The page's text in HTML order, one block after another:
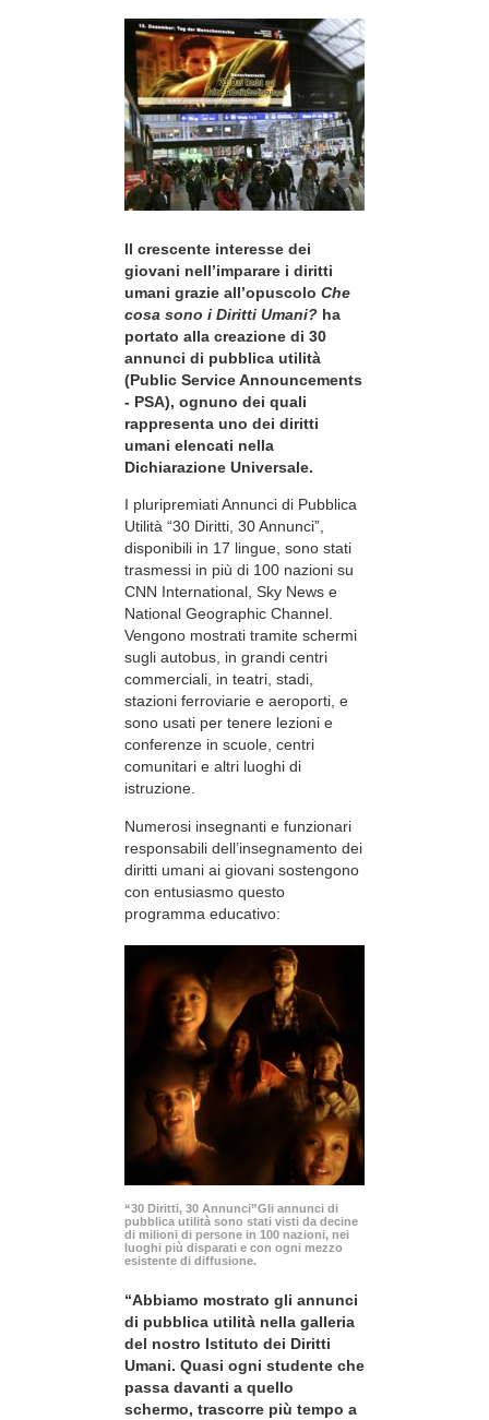
Il crescente interesse dei
giovani nell’imparare i diritti
umani grazie all’opuscolo Che
cosa sono i Diritti Umani? ha
portato alla creazione di 30
annunci di pubblica utilità
(Public Service Announcements
- PSA), ognuno dei quali
rappresenta uno dei diritti
umani elencati nella
Dichiarazione Universale.
I pluripremiati Annunci di Pubblica
Utilità “30 Diritti, 30 Annunci”,
disponibili in 17 lingue, sono stati
trasmessi in più di 100 nazioni su
CNN International, Sky News e
National Geographic Channel.
Vengono mostrati tramite schermi
sugli autobus, in grandi centri
commerciali, in teatri, stadi,
stazioni ferroviarie e aeroporti, e
sono usati per tenere lezioni e
conferenze in scuole, centri
comunitari e altri luoghi di
istruzione.
Numerosi insegnanti e funzionari
responsabili dell’insegnamento dei
diritti umani ai giovani sostengono
con entusiasmo questo
programma educativo:
“30 Diritti, 30 Annunci”Gli annunci di
pubblica utilità sono stati visti da decine
di milioni di persone in 100 nazioni, nei
luoghi più disparati e con ogni mezzo
esistente di diffusione.
“Abbiamo mostrato gli annunci
di pubblica utilità nella galleria
del nostro Istituto dei Diritti
Umani. Quasi ogni studente che
passa davanti a quello
schermo, trascorre più tempo a